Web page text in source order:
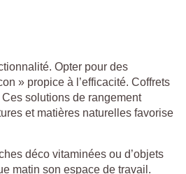
Opter pour des
» propice à l’efficacité. Coffrets
solutions de rangement
et matières naturelles favorise
déco vitaminées ou d’objets
matin son espace de travail.